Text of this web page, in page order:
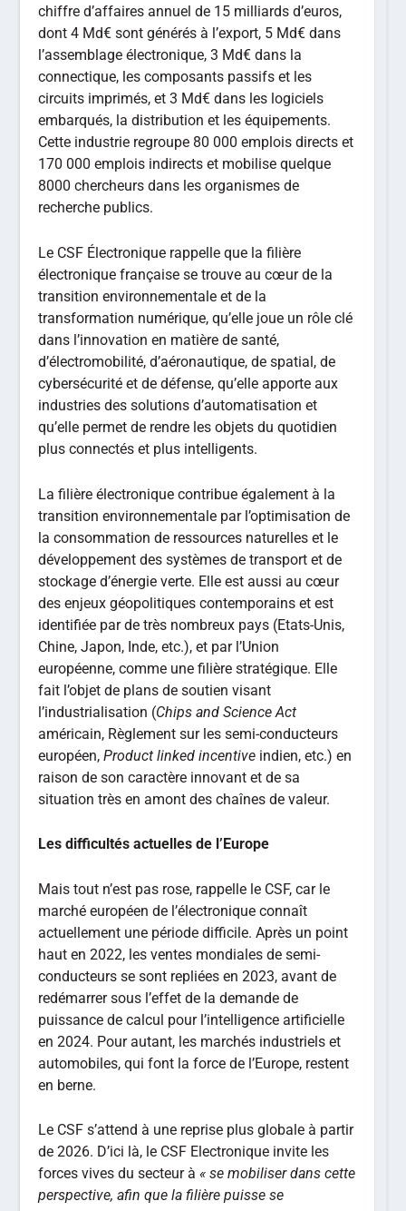
chiffre d’affaires annuel de 15 milliards d’euros,
dont 4 Md€ sont générés à l’export, 5 Md€ dans
l’assemblage électronique, 3 Md€ dans la
connectique, les composants passifs et les
circuits imprimés, et 3 Md€ dans les logiciels
embarqués, la distribution et les équipements.
Cette industrie regroupe 80 000 emplois directs et
170 000 emplois indirects et mobilise quelque
8000 chercheurs dans les organismes de
recherche publics.
Le CSF Électronique rappelle que la filière
électronique française se trouve au cœur de la
transition environnementale et de la
transformation numérique, qu’elle joue un rôle clé
dans l’innovation en matière de santé,
d’électromobilité, d’aéronautique, de spatial, de
cybersécurité et de défense, qu’elle apporte aux
industries des solutions d’automatisation et
qu’elle permet de rendre les objets du quotidien
plus connectés et plus intelligents.
La filière électronique contribue également à la
transition environnementale par l’optimisation de
la consommation de ressources naturelles et le
développement des systèmes de transport et de
stockage d’énergie verte. Elle est aussi au cœur
des enjeux géopolitiques contemporains et est
identifiée par de très nombreux pays (Etats-Unis,
Chine, Japon, Inde, etc.), et par l’Union
européenne, comme une filière stratégique. Elle
fait l’objet de plans de soutien visant
l’industrialisation (Chips and Science Act
américain, Règlement sur les semi-conducteurs
européen,Product linked incentive indien, etc.) en
raison de son caractère innovant et de sa
situation très en amont des chaînes de valeur.
Les difficultés actuelles de l’Europe
Mais tout n’est pas rose, rappelle le CSF, car le
marché européen de l’électronique connaît
actuellement une période difficile. Après un point
haut en 2022, les ventes mondiales de semi-
conducteurs se sont repliées en 2023, avant de
redémarrer sous l’effet de la demande de
puissance de calcul pour l’intelligence artificielle
en 2024. Pour autant, les marchés industriels et
automobiles, qui font la force de l’Europe, restent
en berne.
Le CSF s’attend à une reprise plus globale à partir
de 2026. D’ici là, le CSF Electronique invite les
forces vives du secteur à« se mobiliser dans cette
perspective, afin que la filière puisse se